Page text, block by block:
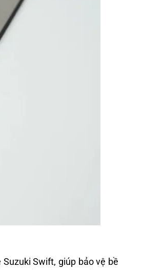
Swift, giúp bảo vệ bề